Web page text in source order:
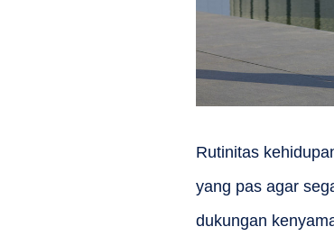
Rutinitas
yang pas agar
dukungan